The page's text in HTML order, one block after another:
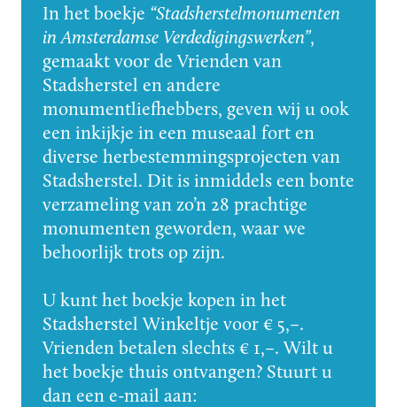
In het boekje “Stadsherstelmonumenten
in Amsterdamse Verdedigingswerken”,
gemaakt voor de Vrienden van
Stadsherstel en andere
monumentliefhebbers, geven wij u ook
een inkijkje in een museaal fort en
diverse herbestemmingsprojecten van
Stadsherstel. Dit is inmiddels een bonte
verzameling van zo’n 28 prachtige
monumenten geworden, waar we
behoorlijk trots op zijn.
U kunt het boekje kopen in het
Stadsherstel Winkeltje voor € 5,–.
Vrienden betalen slechts € 1,–. Wilt u
het boekje thuis ontvangen? Stuurt u
dan een e-mail aan: